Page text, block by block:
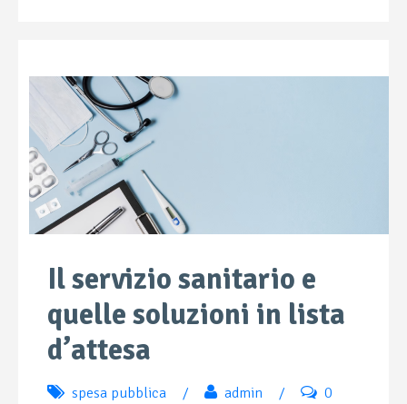
Il servizio sanitario e
quelle soluzioni in lista
d’attesa
spesa pubblica / admin / 0